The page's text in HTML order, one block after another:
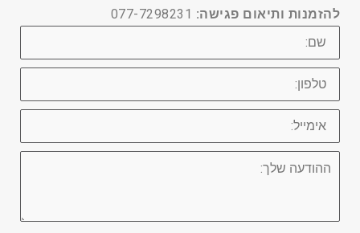
להזמנות ותיאום פגישה: 077-7298231
שם
טלפון
אימייל
ההודעה
שלך